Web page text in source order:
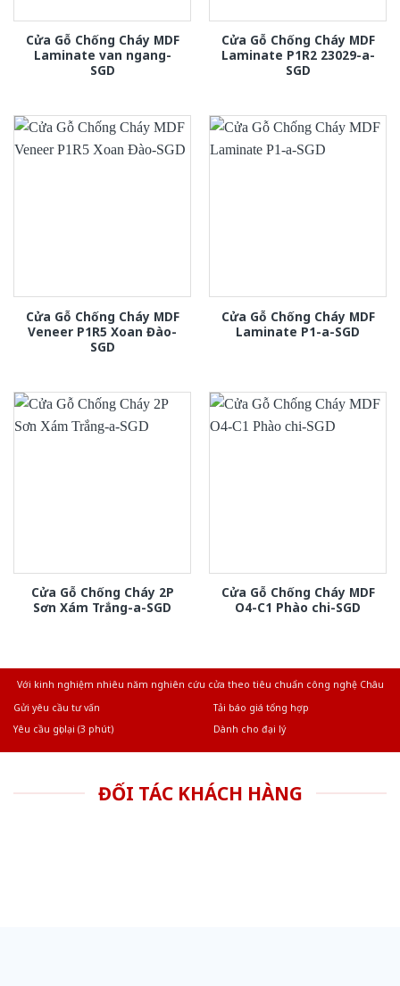
Cửa Gỗ Chống Cháy MDF
Laminate van ngang-
SGD
Cửa Gỗ Chống Cháy MDF
Laminate P1R2 23029-a-
SGD
Cửa Gỗ Chống Cháy MDF
Veneer P1R5 Xoan Đào-
SGD
Cửa Gỗ Chống Cháy MDF
Laminate P1-a-SGD
Cửa Gỗ Chống Cháy 2P
Sơn Xám Trắng-a-SGD
Cửa Gỗ Chống Cháy MDF
O4-C1 Phào chi-SGD
Với kinh nghiệm nhiêu năm nghiên cứu cửa theo tiêu chuẩn công nghệ Châu
Gửi yêu cầu tư vấn
Tải báo giá tổng hợp
Yêu cầu gọi lại (3 phút)
Dành cho đại lý
ĐỐI TÁC KHÁCH HÀNG